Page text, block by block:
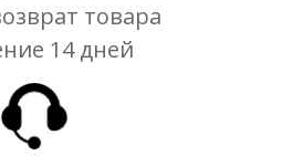
товара
14 дней